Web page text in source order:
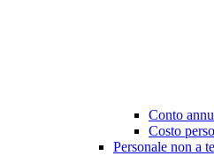
Conto
Costo
Personale non a